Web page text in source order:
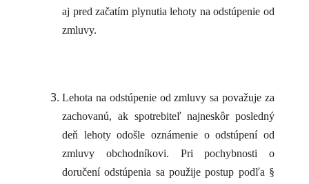
aj pred začatím plynutia lehoty na odstúpenie od
zmluvy.
Lehota na odstúpenie od zmluvy sa považuje za
zachovanú, ak spotrebiteľ najneskôr posledný
deň lehoty odošle oznámenie o odstúpení od
zmluvy obchodníkovi. Pri pochybnosti o
doručení odstúpenia sa použije postup podľa §